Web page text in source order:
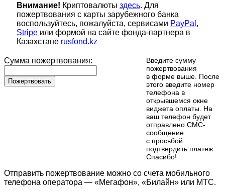
Внимание! Криптовалюты здесь. Для
пожертвования с карты зарубежного банка
воспользуйтесь, пожалуйста, сервисами PayPal ,
Stripe или формой на сайте фонда-партнера в
Казахстане rusfond.kz
Сумма пожертвования:
Пожертвовать
Введите сумму
пожертвования
в форме выше. После
этого введите номер
телефона в
открывшемся окне
виджета оплаты. На
ваш телефон будет
отправлено СМС-
сообщение
с просьбой
подтвердить платеж.
Cпасибо!
Отправить пожертвование можно со счета мобильного
телефона оператора — «Мегафон», «Билайн» или МТС.